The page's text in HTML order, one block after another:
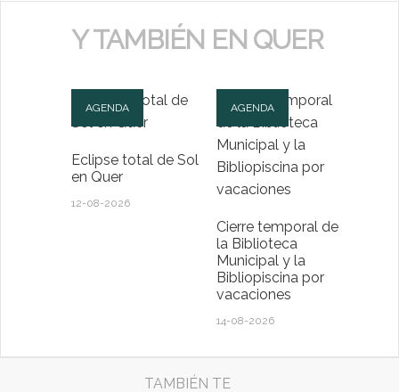
Y TAMBIÉN EN QUER
AGENDA
Eclipse total de Sol
en Quer
12-08-2026
AGENDA
Cierre temporal de
la Biblioteca
Municipal y la
Bibliopiscina por
vacaciones
14-08-2026
TAMBIÉN TE